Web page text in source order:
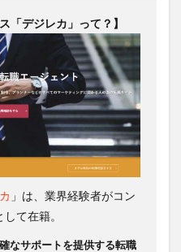
「デジレカ」って？】
」は、業界経験者がコン
て在籍。
なサポートを提供する転職